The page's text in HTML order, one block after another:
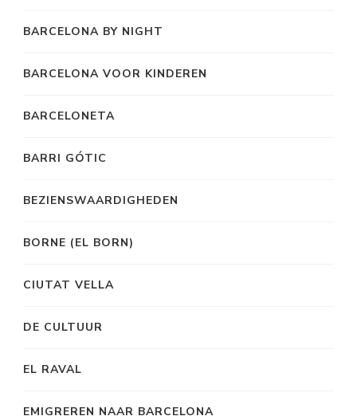
BARCELONA BY NIGHT
BARCELONA VOOR KINDEREN
BARCELONETA
BARRI GÓTIC
BEZIENSWAARDIGHEDEN
BORNE (EL BORN)
CIUTAT VELLA
DE CULTUUR
EL RAVAL
EMIGREREN NAAR BARCELONA